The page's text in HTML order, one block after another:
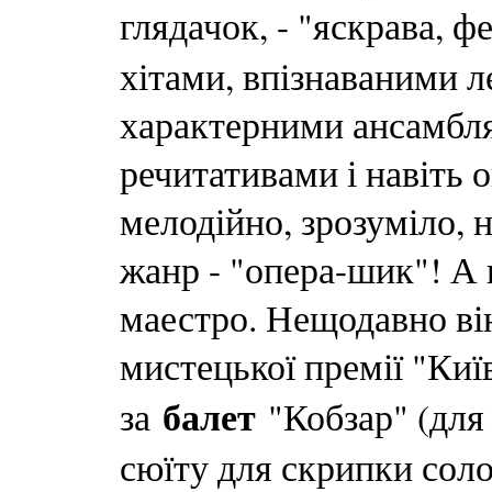
глядачок, - "яскрава,
хітами, впізнаваними
характерними
речитативами і
мелодійно,
жанр - "опера-шик"! А
маестро. Нещодавно
мистецької премії
за балет "Кобзар"
сюїту для скрипки